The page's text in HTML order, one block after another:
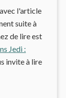
l'article
suite à
de lire est
Jedi :
invite à lire